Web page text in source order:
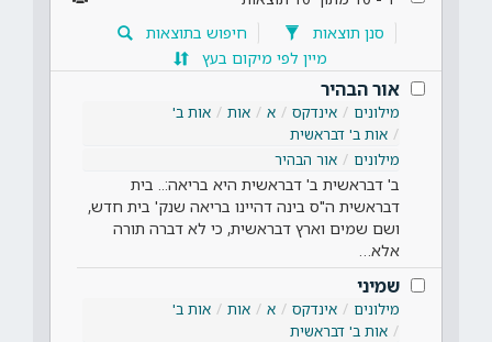
סנן תוצאות
חיפוש בתוצאות
מיין לפי מיקום בעץ
אור הבהיר
מילונים אינדקס א אות
אות ב'
אות ב' דבראשית
מילונים
אור הבהיר
ב' דבראשית ב' דבראשית היא בריאה:.. בית
דבראשית ה"ס בינה דהיינו בריאה שנק' בית חדש,
ושם שמים וארץ דבראשית, כי לא דברה תורה
אלא…
שמיני
מילונים אינדקס א אות
אות ב'
אות ב' דבראשית